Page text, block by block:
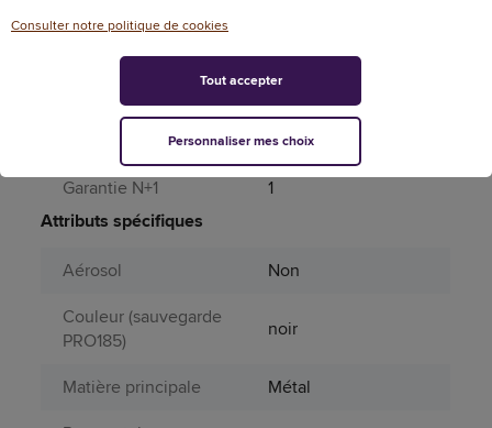
Référence
Dimensions
Dimensions
180 cm (L) x 180 cm
(H)
Garantie N+1
1
Attributs spécifiques
Aérosol
Non
Couleur (sauvegarde
PRO185)
noir
Matière principale
Métal
Consulter notre politique de cookies
Personnaliser mes choix
Tout accepter